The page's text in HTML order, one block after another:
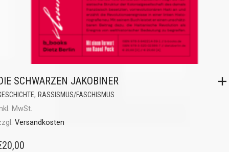
SCHWARZEN JAKOBINER
, RASSISMUS/FASCHISMUS
MwSt.
Versandkosten
20,00